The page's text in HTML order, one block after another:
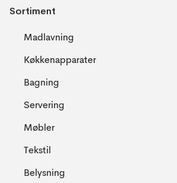
Sortiment
Madlavning
Køkkenapparater
Bagning
Servering
Møbler
Tekstil
Belysning